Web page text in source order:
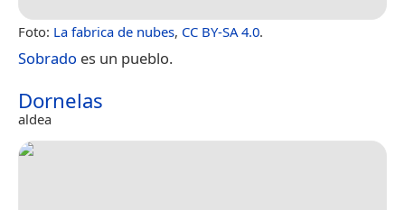
Foto: La fabrica de nubes, CC BY-SA 4.0.
Sobrado es un pueblo.
Dornelas
aldea